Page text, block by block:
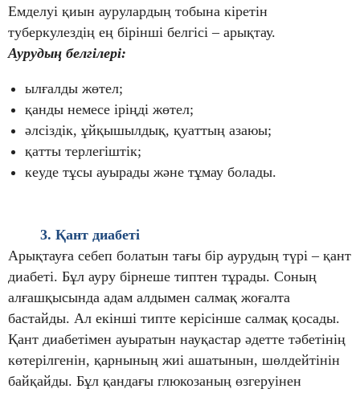
Емделуі қиын аурулардың тобына кіретін
туберкулездің ең бірінші белгісі– арықтау.
Аурудың белгілері:
ылғалды жөтел;
қанды немесе іріңді жөтел;
әлсіздік, ұйқышылдық, қуаттың азаюы;
қатты терлегіштік;
кеуде тұсы ауырады және тұмау болады.
3. Қант диабеті
Арықтауға себеп болатын тағы бір аурудың түрі– қант
диабеті. Бұл ауру бірнеше типтен тұрады. Соның
алғашқысында адам алдымен салмақ жоғалта
бастайды. Ал екінші типте керісінше салмақ қосады.
Қант диабетімен ауыратын науқастар әдетте тәбетінің
көтерілгенін, қарнының жиі ашатынын, шөлдейтінін
байқайды. Бұл қандағы глюкозаның өзгеруінен